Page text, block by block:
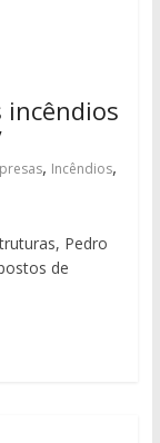
incêndios
, Incêndios,
Pedro
de